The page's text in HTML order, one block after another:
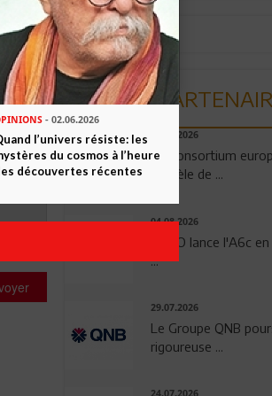
06.08.2026
Un consortium
modèle de ...
04.08.2026
OPPO lance l'A6c
...
29.07.2026
Le Groupe QNB
rigoureuse ...
- 02.06.2026
l’univers résiste: les
du cosmos à l’heure
découvertes récentes